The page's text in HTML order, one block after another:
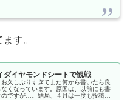
す。
ダイヤモンドシートで観戦
久しぶりすぎてまた何から書いたら良
くなっています。原因は、以前にも書
ですが…。結局、４月は一度も投稿で